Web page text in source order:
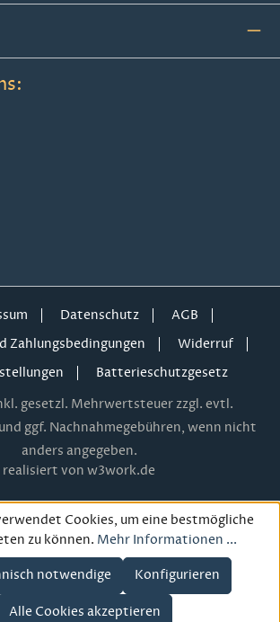
Datenschutz
AGB
Zahlungsbedingungen
Widerruf
Batterieschutzgesetz
gesetzl. Mehrwertsteuer zzgl. evtl.
und ggf. Nachnahmegebühren, wenn nicht
anders angegeben.
realisiert von w3work.de
Cookies, um eine bestmögliche
zu können. Mehr Informationen ...
notwendige Konfigurieren
Alle Cookies akzeptieren